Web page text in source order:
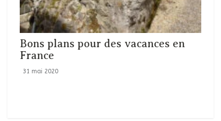
Bons plans pour des vacances en
France
31 mai 2020